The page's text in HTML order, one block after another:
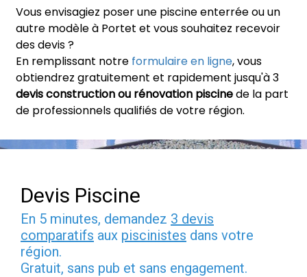
Vous envisagiez poser une piscine enterrée ou un
autre modèle à Portet et vous souhaitez recevoir
des devis ?
En remplissant notre formulaire en ligne, vous
obtiendrez gratuitement et rapidement jusqu'à 3
devis construction ou rénovation piscinede la part
de professionnels qualifiés de votre région.
Devis Piscine
En 5 minutes, demandez 3 devis
comparatifs aux piscinistes dans votre
région.
Gratuit, sans pub et sans engagement.